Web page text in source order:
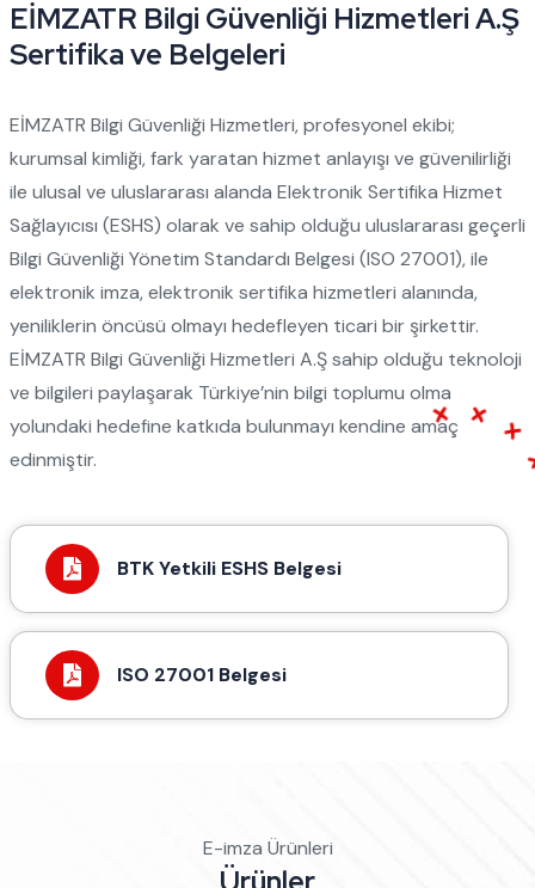
EİMZATR Bilgi Güvenliği Hizmetleri A.Ş
Sertifika ve Belgeleri
EİMZATR Bilgi Güvenliği Hizmetleri, profesyonel ekibi;
kurumsal kimliği, fark yaratan hizmet anlayışı ve güvenilirliği
ile ulusal ve uluslararası alanda Elektronik Sertifika Hizmet
Sağlayıcısı (ESHS) olarak ve sahip olduğu uluslararası geçerli
Bilgi Güvenliği Yönetim Standardı Belgesi (ISO 27001), ile
elektronik imza, elektronik sertifika hizmetleri alanında,
yeniliklerin öncüsü olmayı hedefleyen ticari bir şirkettir.
EİMZATR Bilgi Güvenliği Hizmetleri A.Ş sahip olduğu teknoloji
ve bilgileri paylaşarak Türkiye’nin bilgi toplumu olma
yolundaki hedefine katkıda bulunmayı kendine amaç
edinmiştir.
BTK Yetkili ESHS Belgesi
ISO 27001 Belgesi
E-imza Ürünleri